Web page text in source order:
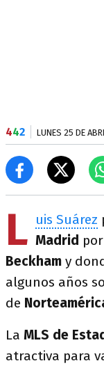
442 LUNES 25 DE
L uis Suárez
Madrid por
Beckham y
algunos años
de
La MLS de
atractiva para